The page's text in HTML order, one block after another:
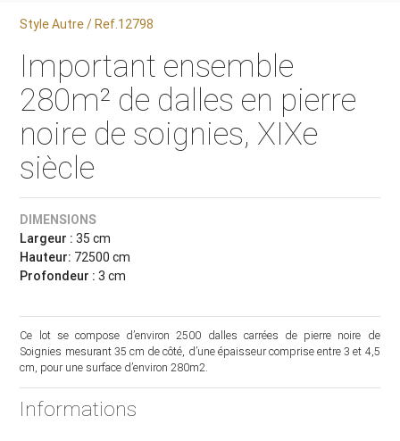
Style Autre / Ref.12798
Important ensemble
280m² de dalles en pierre
noire de soignies, XIXe
siècle
DIMENSIONS
Largeur : 35 cm
Hauteur: 72500 cm
Profondeur : 3 cm
Ce lot se compose d’environ 2500 dalles carrées de pierre noire de
Soignies mesurant 35 cm de côté, d’une épaisseur comprise entre 3 et 4,5
cm, pour une surface d’environ 280m2.
Informations